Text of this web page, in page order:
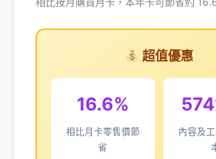
超值優惠
16.6%
相比月卡零售價節
省
內容及